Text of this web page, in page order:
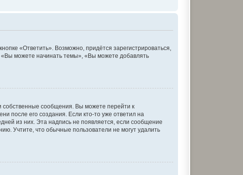
«Ответить». Возможно, придётся зарегистрироваться,
можете начинать темы», «Вы можете добавлять
собственные сообщения. Вы можете перейти к
после его создания. Если кто-то уже ответил на
из них. Эта надпись не появляется, если сообщение
Учтите, что обычные пользователи не могут удалить